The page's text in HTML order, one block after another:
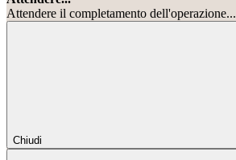
Attendere il completamento dell'operazione...
Chiudi